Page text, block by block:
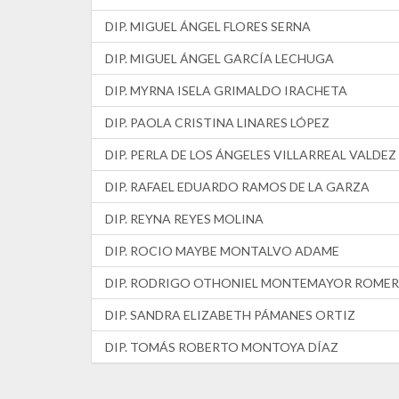
DIP. MIGUEL ÁNGEL FLORES SERNA
DIP. MIGUEL ÁNGEL GARCÍA LECHUGA
DIP. MYRNA ISELA GRIMALDO IRACHETA
DIP. PAOLA CRISTINA LINARES LÓPEZ
DIP. PERLA DE LOS ÁNGELES VILLARREAL VALDEZ
DIP. RAFAEL EDUARDO RAMOS DE LA GARZA
DIP. REYNA REYES MOLINA
DIP. ROCIO MAYBE MONTALVO ADAME
DIP. RODRIGO OTHONIEL MONTEMAYOR
DIP. SANDRA ELIZABETH PÁMANES ORTIZ
DIP. TOMÁS ROBERTO MONTOYA DÍAZ